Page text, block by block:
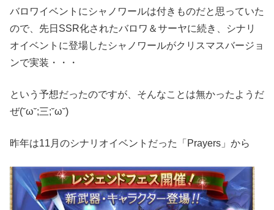
バロワイベントにシャノワールは付きものだと思っていた
ので、先日SSR化されたバロワ＆サーヤに続き、シナリ
オイベントに登場したシャノワールがクリスマスバージョ
ンで実装・・・
という予想だったのですが、そんなことは無かったようだ
ぜ(˘ω˘;三;˘ω˘)
昨年は11月のシナリオイベントだった「Prayers」から